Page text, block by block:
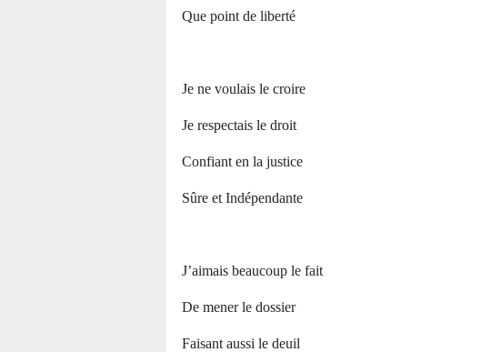
Que point de liberté
Je ne voulais le croire
Je respectais le droit
Confiant en la justice
Sûre et Indépendante
J’aimais beaucoup le fait
De mener le dossier
Faisant aussi le deuil